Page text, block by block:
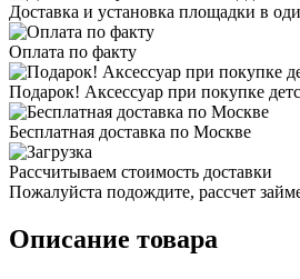
Доставка и установка площадки в
Оплата по факту
Подарок! Аксессуар при покупке
Бесплатная доставка по Москве
Рассчитываем стоимость доставки
Пожалуйста подождите, рассчет
Описание товара